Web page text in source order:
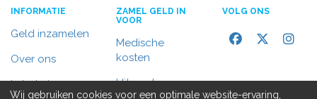
INFORMATIE
Geld inzamelen
Over ons
In het nieuws
ZAMEL GELD IN
VOOR
Medische
kosten
Uitvaart
VOLG ONS
Wij gebruiken cookies voor een optimale website-ervaring,